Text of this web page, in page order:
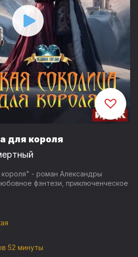
для короля
- роман Александры
фэнтези, приключенческое
Одна случайная встреча на
пламенем в их сердцах:
все преграды и запреты. Но
война, она разлучила Дэяну и
52 минуты